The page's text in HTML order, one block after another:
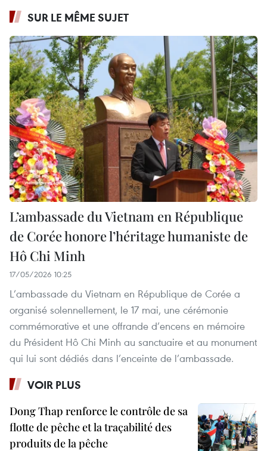
SUR LE MÊME SUJET
L’ambassade du Vietnam en République
de Corée honore l’héritage humaniste de
Hô Chi Minh
17/05/2026 10:25
L’ambassade du Vietnam en République de Corée a
organisé solennellement, le 17 mai, une cérémonie
commémorative et une offrande d’encens en mémoire
du Président Hô Chi Minh au sanctuaire et au monument
qui lui sont dédiés dans l’enceinte de l’ambassade.
VOIR PLUS
Dong Thap renforce le contrôle de sa
flotte de pêche et la traçabilité des
produits de la pêche